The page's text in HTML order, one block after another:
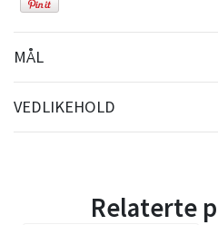
MÅL
VEDLIKEHOLD
Relaterte